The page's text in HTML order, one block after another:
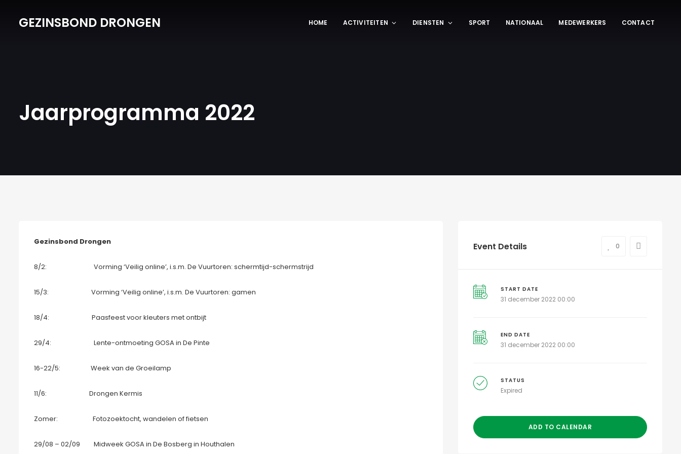
GEZINSBOND DRONGEN HOME ACTIVITEITEN DIENSTEN SPORT NATIONAAL MEDEWERKERS CONTACT
Jaarprogramma 2022
Gezinsbond Drongen
8/2: Vorming ‘Veilig online’, i.s.m. De Vuurtoren: schermtijd-schermstrijd
15/3: Vorming ‘Veilig online’, i.s.m. De Vuurtoren: gamen
18/4: Paasfeest voor kleuters met ontbijt
29/4: Lente-ontmoeting GOSA in De Pinte
16-22/5: Week van de Groeilamp
11/6: Drongen Kermis
Zomer: Fotozoektocht, wandelen of fietsen
29/08 – 02/09 Midweek GOSA in De Bosberg in Houthalen
Event Details 0
START DATE
31 december 2022 00:00
END DATE
31 december 2022 00:00
STATUS
Expired
ADD TO CALENDAR